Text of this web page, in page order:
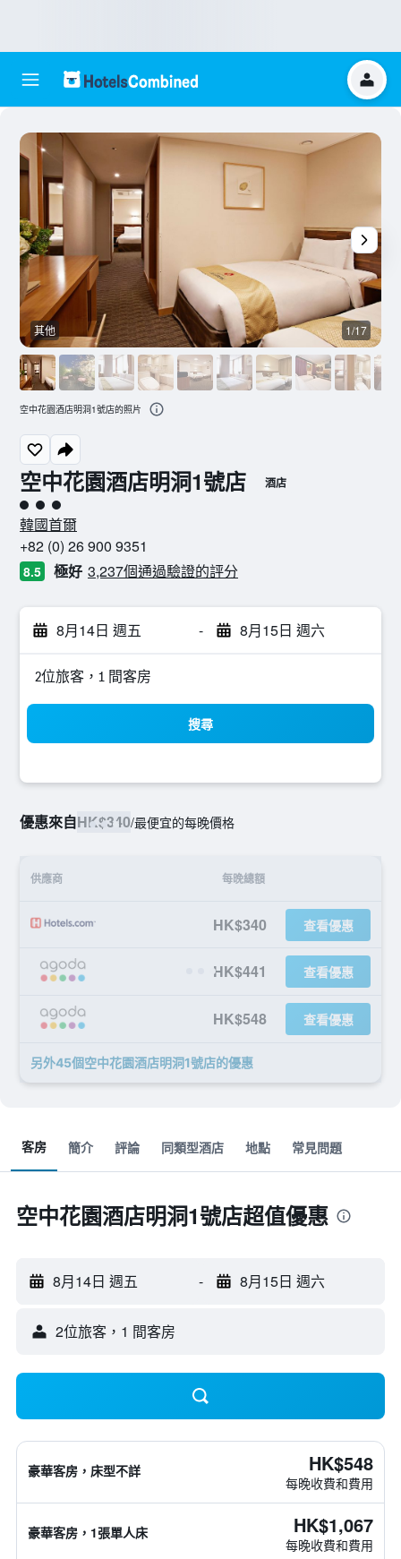
空中花園酒店明洞1號店 酒店
3星級評級
韓國首爾
+82 (0) 26 900 9351
8.5 極好 3,237個通過驗證的評分
8月14日 週五 - 8月15日 週六
2位旅客，1 間客房
搜尋
優惠來自HK$340/最便宜的每晚價格
供應商 每晚總額
HK$340 查看優惠
HK$441 查看優惠
HK$548 查看優惠
另外45個空中花園酒店明洞1號店​的優惠
其他 1/17
空中花園酒店明洞1號店的照片
客房 簡介 評論 同類型酒店 地點 常見問題
空中花園酒店明洞1號店超值優惠
8月14日 週五 - 8月15日 週六
2位旅客，1 間客房
豪華客房，床型不詳 HK$548
每晚收費和費用
豪華客房，1張單人床 HK$1,067
每晚收費和費用